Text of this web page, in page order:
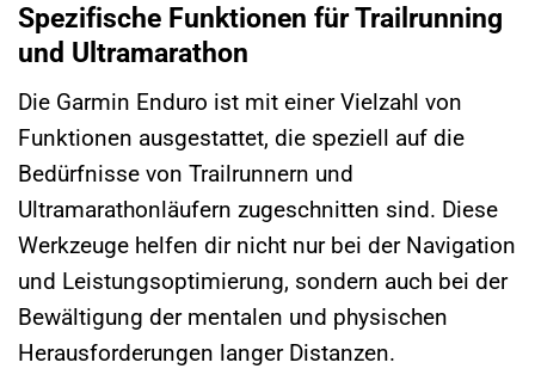
Spezifische Funktionen für Trailrunning
und Ultramarathon
Die Garmin Enduro ist mit einer Vielzahl von
Funktionen ausgestattet, die speziell auf die
Bedürfnisse von Trailrunnern und
Ultramarathonläufern zugeschnitten sind. Diese
Werkzeuge helfen dir nicht nur bei der Navigation
und Leistungsoptimierung, sondern auch bei der
Bewältigung der mentalen und physischen
Herausforderungen langer Distanzen.